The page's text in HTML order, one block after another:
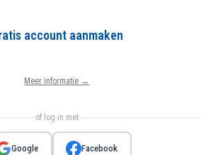
account aanmaken
Meer informatie →
of log in met
Google Facebook